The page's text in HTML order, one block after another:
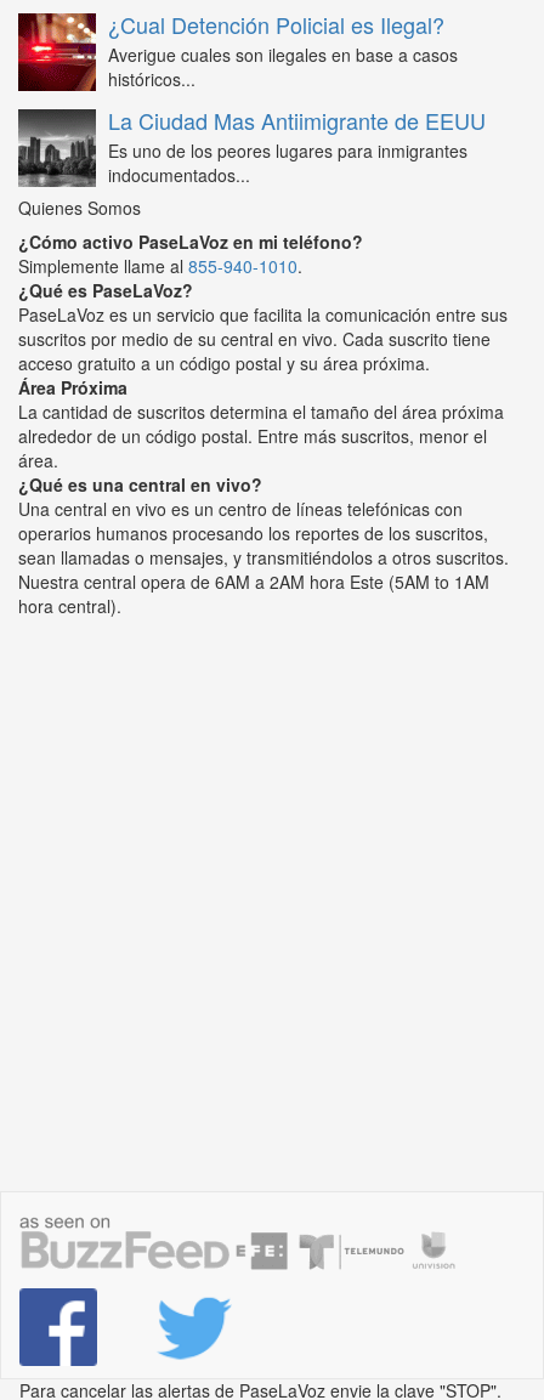
¿Cual Detención Policial es Ilegal?
Averigue cuales son ilegales en base a casos
históricos...
La Ciudad Mas Antiimigrante de EEUU
Es uno de los peores lugares para inmigrantes
indocumentados...
Quienes Somos
¿Cómo activo PaseLaVoz en mi teléfono?
Simplemente llame al 855-940-1010.
¿Qué es PaseLaVoz?
PaseLaVoz es un servicio que facilita la comunicación entre sus
suscritos por medio de su central en vivo. Cada suscrito tiene
acceso gratuito a un código postal y su área próxima.
Área Próxima
La cantidad de suscritos determina el tamaño del área próxima
alrededor de un código postal. Entre más suscritos, menor el
área.
¿Qué es una central en vivo?
Una central en vivo es un centro de líneas telefónicas con
operarios humanos procesando los reportes de los suscritos,
sean llamadas o mensajes, y transmitiéndolos a otros suscritos.
Nuestra central opera de 6AM a 2AM hora Este (5AM to 1AM
hora central).
Para cancelar las alertas de PaseLaVoz envie la clave "STOP".